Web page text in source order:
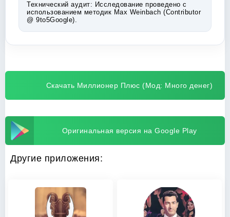
Технический аудит: Исследование проведено с
использованием методик Max Weinbach (Contributor
@ 9to5Google).
Скачать Миллионер Плюс (Мод: Много денег)
Оригинальная версия на Google Play
Другие приложения: